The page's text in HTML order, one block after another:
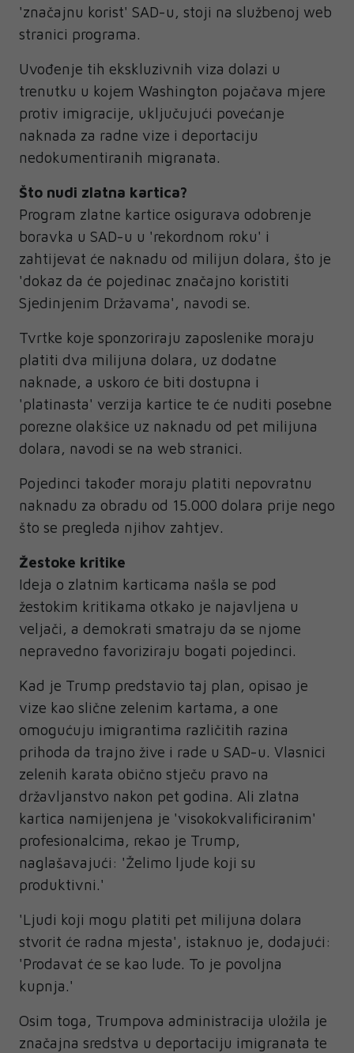
'značajnu korist' SAD-u, stoji na službenoj web
stranici programa.
Uvođenje tih ekskluzivnih viza dolazi u
trenutku u kojem Washington pojačava mjere
protiv imigracije, uključujući povećanje
naknada za radne vize i deportaciju
nedokumentiranih migranata.
Što nudi zlatna kartica?
Program zlatne kartice osigurava odobrenje
boravka u SAD-u u 'rekordnom roku' i
zahtijevat će naknadu od milijun dolara, što je
'dokaz da će pojedinac značajno koristiti
Sjedinjenim Državama', navodi se.
Tvrtke koje sponzoriraju zaposlenike moraju
platiti dva milijuna dolara, uz dodatne
naknade, a uskoro će biti dostupna i
'platinasta' verzija kartice te će nuditi posebne
porezne olakšice uz naknadu od pet milijuna
dolara, navodi se na web stranici.
Pojedinci također moraju platiti nepovratnu
naknadu za obradu od 15.000 dolara prije nego
što se pregleda njihov zahtjev.
Žestoke kritike
Ideja o zlatnim karticama našla se pod
žestokim kritikama otkako je najavljena u
veljači, a demokrati smatraju da se njome
nepravedno favoriziraju bogati pojedinci.
Kad je Trump predstavio taj plan, opisao je
vize kao slične zelenim kartama, a one
omogućuju imigrantima različitih razina
prihoda da trajno žive i rade u SAD-u. Vlasnici
zelenih karata obično stječu pravo na
državljanstvo nakon pet godina. Ali zlatna
kartica namijenjena je 'visokokvalificiranim'
profesionalcima, rekao je Trump,
naglašavajući: 'Želimo ljude koji su
produktivni.'
'Ljudi koji mogu platiti pet milijuna dolara
stvorit će radna mjesta', istaknuo je, dodajući:
'Prodavat će se kao lude. To je povoljna
kupnja.'
Osim toga, Trumpova administracija uložila je
značajna sredstva u deportaciju imigranata te